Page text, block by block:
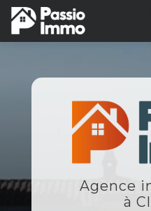
Aller
au
contenu
principal
Agence
à